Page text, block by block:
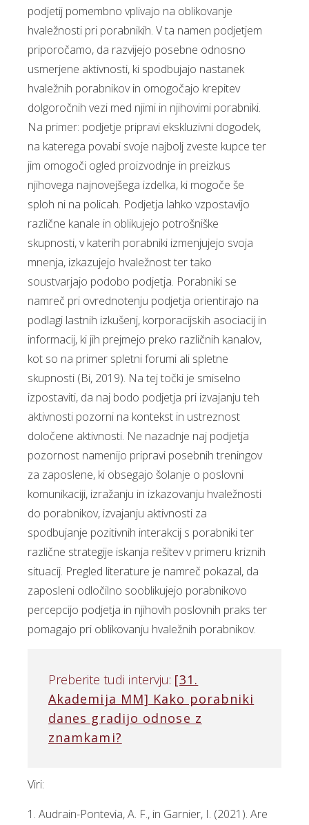
podjetij pomembno vplivajo na oblikovanje
hvaležnosti pri porabnikih. V ta namen podjetjem
priporočamo, da razvijejo posebne odnosno
usmerjene aktivnosti, ki spodbujajo nastanek
hvaležnih porabnikov in omogočajo krepitev
dolgoročnih vezi med njimi in njihovimi porabniki.
Na primer: podjetje pripravi ekskluzivni dogodek,
na katerega povabi svoje najbolj zveste kupce ter
jim omogoči ogled proizvodnje in preizkus
njihovega najnovejšega izdelka, ki mogoče še
sploh ni na policah. Podjetja lahko vzpostavijo
različne kanale in oblikujejo potrošniške
skupnosti, v katerih porabniki izmenjujejo svoja
mnenja, izkazujejo hvaležnost ter tako
soustvarjajo podobo podjetja. Porabniki se
namreč pri ovrednotenju podjetja orientirajo na
podlagi lastnih izkušenj, korporacijskih asociacij in
informacij, ki jih prejmejo preko različnih kanalov,
kot so na primer spletni forumi ali spletne
skupnosti (Bi, 2019). Na tej točki je smiselno
izpostaviti, da naj bodo podjetja pri izvajanju teh
aktivnosti pozorni na kontekst in ustreznost
določene aktivnosti. Ne nazadnje naj podjetja
pozornost namenijo pripravi posebnih treningov
za zaposlene, ki obsegajo šolanje o poslovni
komunikaciji, izražanju in izkazovanju hvaležnosti
do porabnikov, izvajanju aktivnosti za
spodbujanje pozitivnih interakcij s porabniki ter
različne strategije iskanja rešitev v primeru kriznih
situacij. Pregled literature je namreč pokazal, da
zaposleni odločilno sooblikujejo porabnikovo
percepcijo podjetja in njihovih poslovnih praks ter
pomagajo pri oblikovanju hvaležnih porabnikov.
Preberite tudi intervju: [31.
Akademija MM] Kako porabniki
danes gradijo odnose z
znamkami?
Viri:
1. Audrain-Pontevia, A. F., in Garnier, I. (2021). Are